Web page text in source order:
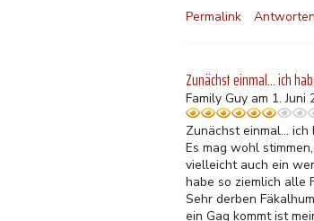
Permalink
Antworten
Zunächst einmal... ich
Family Guy am 1. Juni
Zunächst einmal...
Es mag wohl
vielleicht auch ein
habe so ziemlich alle
Sehr derben
ein Gag kommt ist